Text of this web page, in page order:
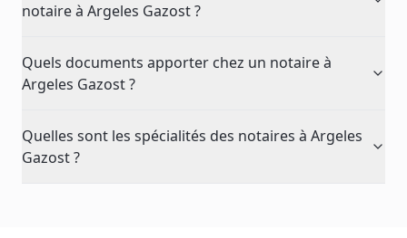
notaire à Argeles Gazost ?
Quels documents apporter chez un notaire à
Argeles Gazost ?
Quelles sont les spécialités des notaires à Argeles
Gazost ?